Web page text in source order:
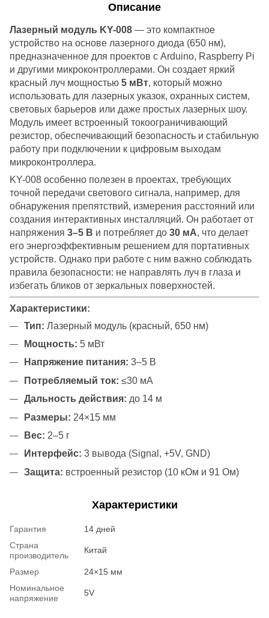
Описание
Лазерный модуль KY-008 — это компактное
устройство на основе лазерного диода (650 нм),
предназначенное для проектов с Arduino, Raspberry Pi
и другими микроконтроллерами. Он создает яркий
красный луч мощностью 5 мВт, который можно
использовать для лазерных указок, охранных систем,
световых барьеров или даже простых лазерных шоу.
Модуль имеет встроенный токоограничивающий
резистор, обеспечивающий безопасность и стабильную
работу при подключении к цифровым выходам
микроконтроллера.
KY-008 особенно полезен в проектах, требующих
точной передачи светового сигнала, например, для
обнаружения препятствий, измерения расстояний или
создания интерактивных инсталляций. Он работает от
напряжения 3–5 В и потребляет до 30 мА, что делает
его энергоэффективным решением для портативных
устройств. Однако при работе с ним важно соблюдать
правила безопасности: не направлять луч в глаза и
избегать бликов от зеркальных поверхностей.
Характеристики:
Тип: Лазерный модуль (красный, 650 нм)
Мощность: 5 мВт
Напряжение питания: 3–5 В
Потребляемый ток: ≤30 мА
Дальность действия: до 14 м
Размеры: 24×15 мм
Вес: 2–5 г
Интерфейс: 3 вывода (Signal, +5V, GND)
Защита: встроенный резистор (10 кОм и 91 Ом)
Характеристики
Гарантия
14 дней
Страна
производитель
Китай
Размер
24×15 мм
Номинальное
напряжение
5V